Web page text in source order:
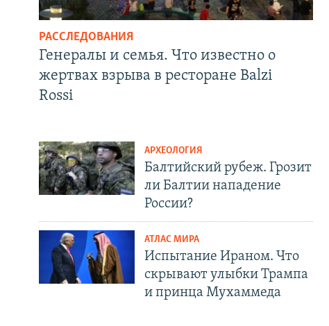
РАССЛЕДОВАНИЯ
Генералы и семья. Что известно о
жертвах взрыва в ресторане Balzi
Rossi
АРХЕОЛОГИЯ
Балтийский рубеж. Грозит
ли Балтии нападение
России?
АТЛАС МИРА
Испытание Ираном. Что
скрывают улыбки Трампа
и принца Мухаммеда